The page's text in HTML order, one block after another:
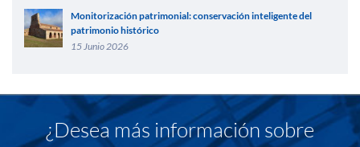
Monitorización patrimonial: conservación inteligente del
patrimonio histórico
15 Junio 2026
¿Desea más información sobre